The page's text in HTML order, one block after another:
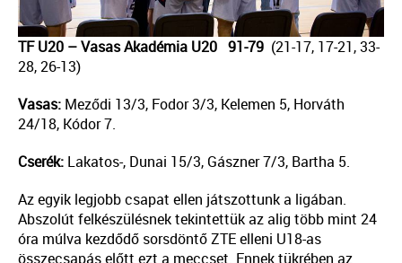
TF U20 – Vasas Akadémia U20 91-79 (21-17, 17-21, 33-
28, 26-13)
Vasas: Meződi 13/3, Fodor 3/3, Kelemen 5, Horváth
24/18, Kódor 7.
Cserék: Lakatos-, Dunai 15/3, Gászner 7/3, Bartha 5.
Az egyik legjobb csapat ellen játszottunk a ligában.
Abszolút felkészülésnek tekintettük az alig több mint 24
óra múlva kezdődő sorsdöntő ZTE elleni U18-as
összecsapás előtt ezt a meccset. Ennek tükrében az